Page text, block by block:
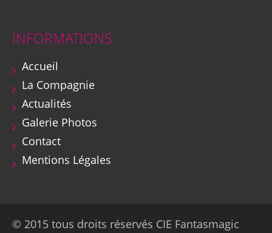
INFORMATIONS
Accueil
La Compagnie
Actualités
Galerie Photos
Contact
Mentions Légales
© 2015 tous droits réservés CIE Fantasmagic